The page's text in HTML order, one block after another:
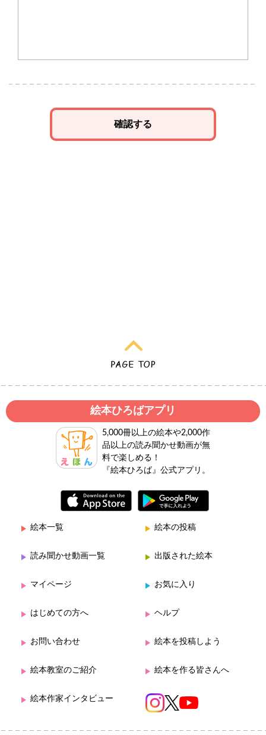
確認する
絵本ひろばアプリ
5,000冊以上の絵本や2,000作
品以上の読み聞かせ動画が無
料で楽しめる！
『絵本ひろば』公式アプリ。
絵本一覧 絵本の投稿
読み聞かせ動画一覧 出版された絵本
マイページ お気に入り
はじめての方へ ヘルプ
お問い合わせ 絵本を投稿しよう
絵本教室のご紹介 絵本を作る皆さんへ
絵本作家インタビュー